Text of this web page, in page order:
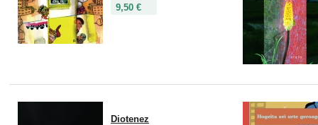
9,50 €
Diotenez